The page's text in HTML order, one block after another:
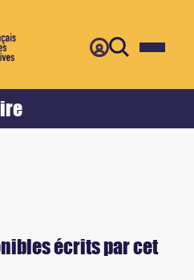
écrits par cet